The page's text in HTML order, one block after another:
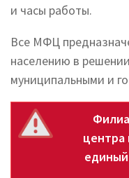
и часы работы.
Все МФЦ
населению в
муниципальными и
центра